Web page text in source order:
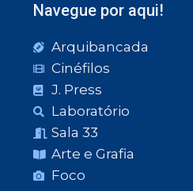
Navegue por aqui!
Arquibancada
Cinéfilos
J. Press
Laboratório
Sala 33
Arte e Grafia
Foco